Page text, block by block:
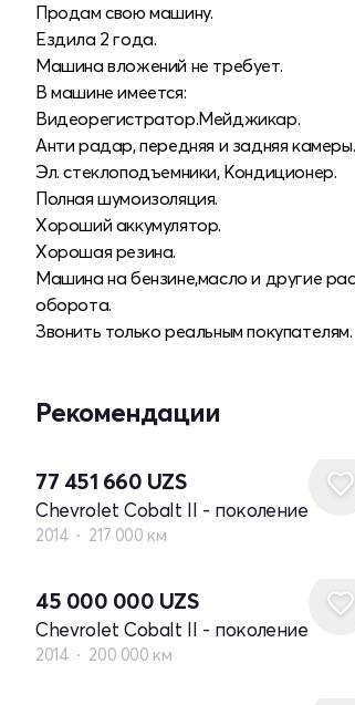
Продам свою машину.
Ездила 2 года.
Машина вложений не требует.
В машине имеется:
Видеорегистратор.Мейджикар.
Анти радар, передняя и задняя камеры.
Эл. стеклоподъемники, Кондиционер.
Полная шумоизоляция.
Хороший аккумулятор.
Хорошая резина.
Машина на бензине,масло и другие
оборота.
Звонить только реальным покупателям.
Рекомендации
77 451 660 UZS
Chevrolet Cobalt II - поколение
2014 217 000 км
45 000 000 UZS
Chevrolet Cobalt II - поколение
2014 200 000 км